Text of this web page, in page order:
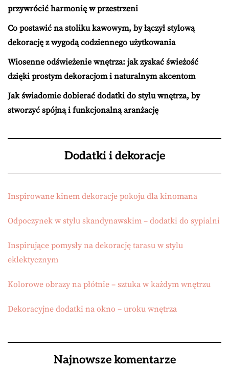
przywrócić harmonię w przestrzeni
Co postawić na stoliku kawowym, by łączył stylową
dekorację z wygodą codziennego użytkowania
Wiosenne odświeżenie wnętrza: jak zyskać świeżość
dzięki prostym dekoracjom i naturalnym akcentom
Jak świadomie dobierać dodatki do stylu wnętrza, by
stworzyć spójną i funkcjonalną aranżację
Dodatki i dekoracje
Inspirowane kinem dekoracje pokoju dla kinomana
Odpoczynek w stylu skandynawskim – dodatki do sypialni
Inspirujące pomysły na dekorację tarasu w stylu
eklektycznym
Kolorowe obrazy na płótnie – sztuka w każdym wnętrzu
Dekoracyjne dodatki na okno – uroku wnętrza
Najnowsze komentarze